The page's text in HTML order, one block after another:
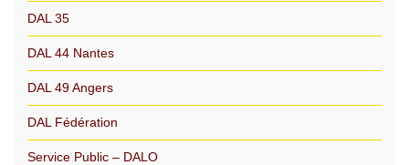
DAL 35
DAL 44 Nantes
DAL 49 Angers
DAL Fédération
Service Public – DALO